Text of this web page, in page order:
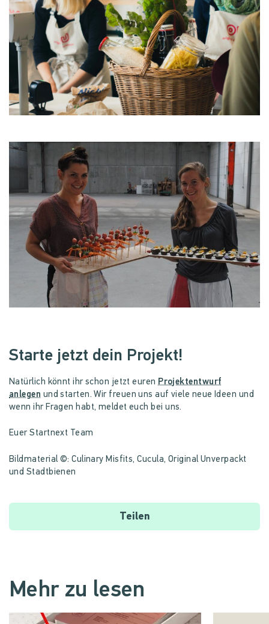
Starte jetzt dein Projekt!
Natürlich könnt ihr schon jetzt euren Projektentwurf
anlegen und starten. Wir freuen uns auf viele neue Ideen und
wenn ihr Fragen habt, meldet euch bei uns.
Euer Startnext Team
Bildmaterial ©: Culinary Misfits, Cucula, Original Unverpackt
und Stadtbienen
Teilen
Mehr zu lesen